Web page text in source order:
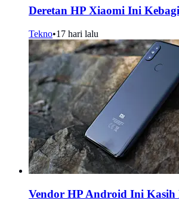
Deretan HP Xiaomi Ini
Tekno•17 hari lalu
Vendor HP Android Ini Kasih